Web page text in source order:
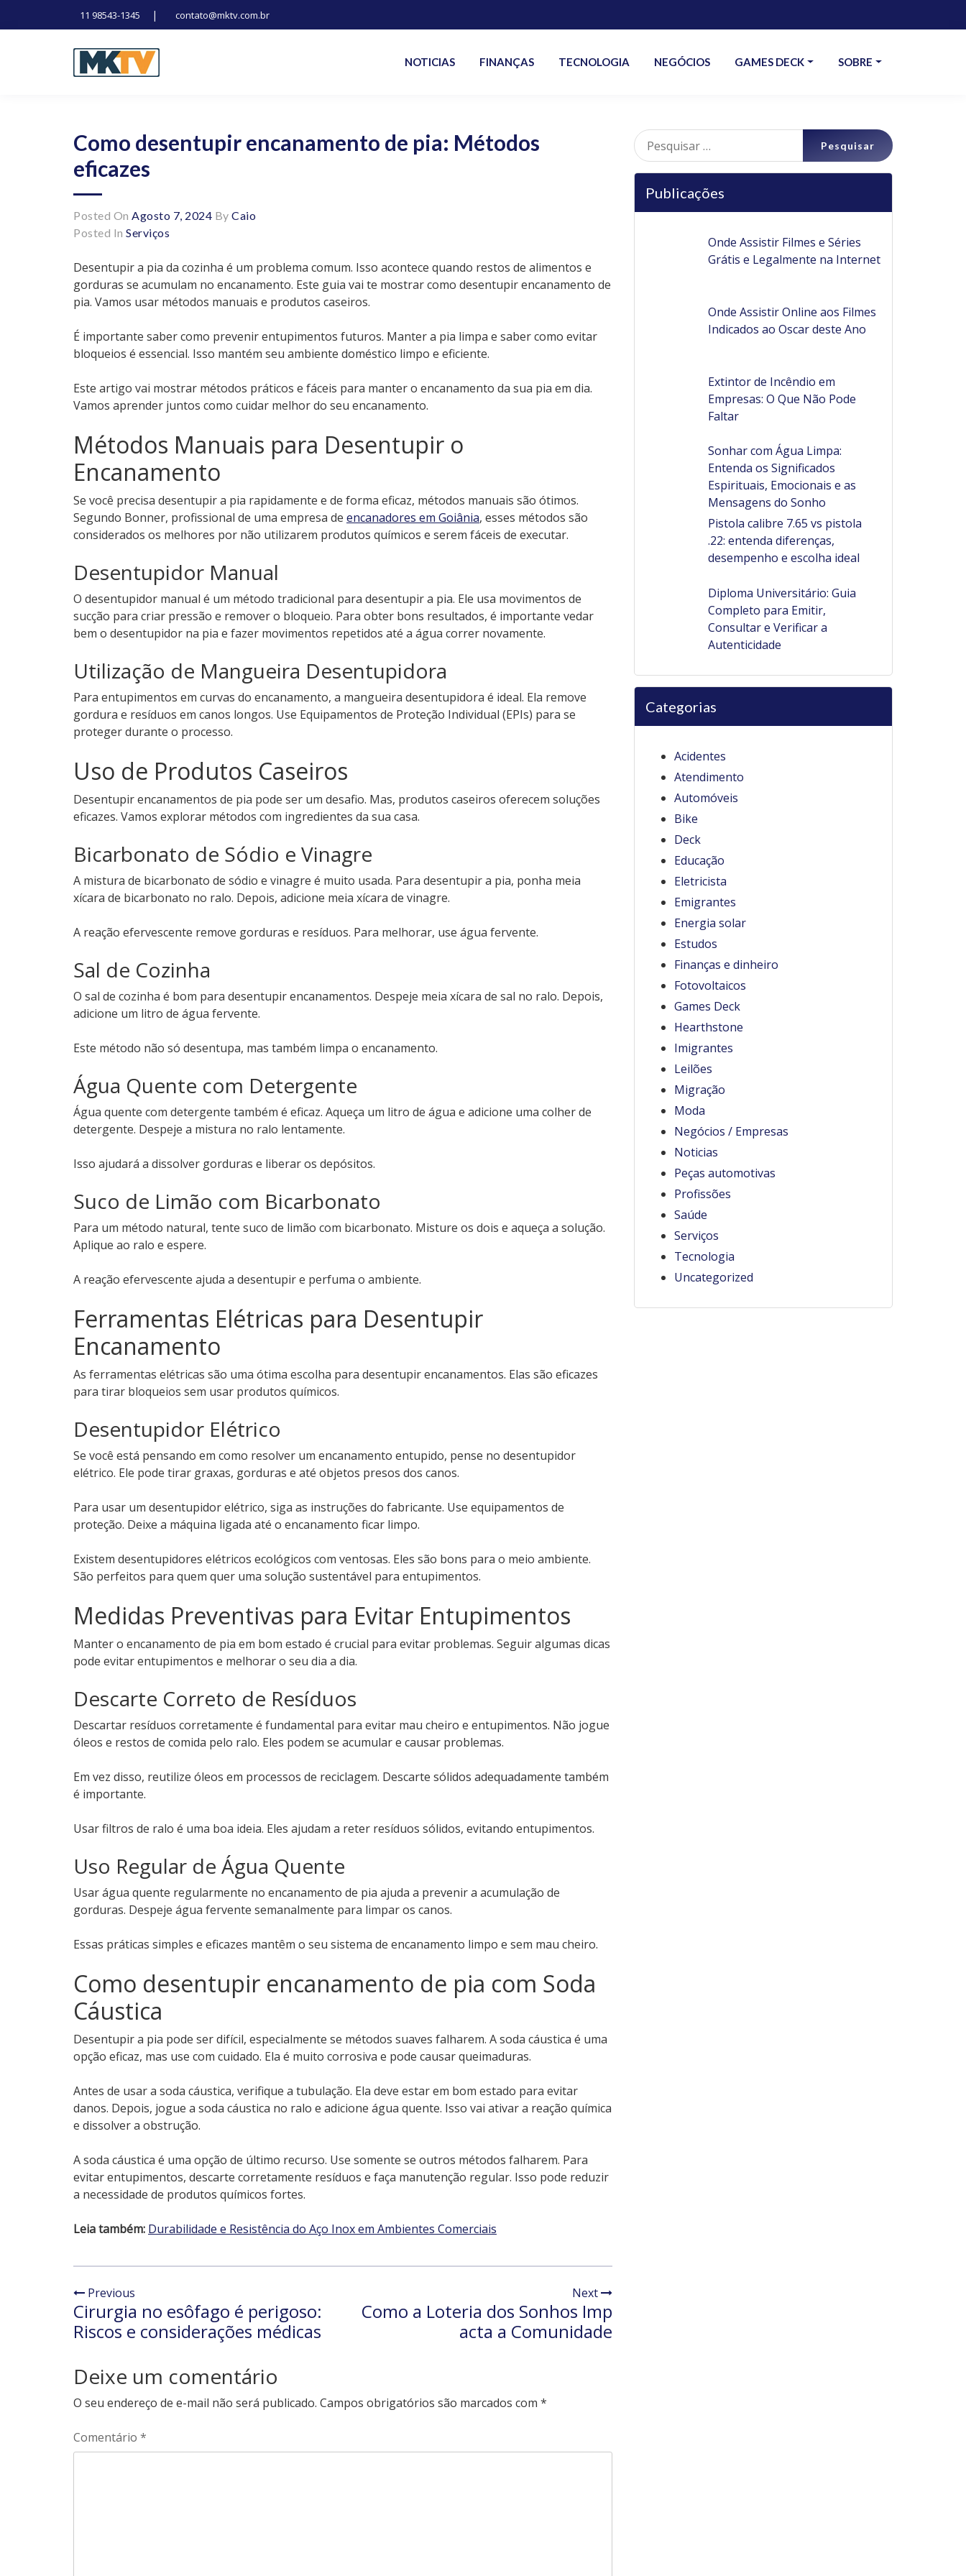
11 98543-1345 | contato@mktv.com.br
NOTICIAS FINANÇAS TECNOLOGIA NEGÓCIOS GAMES DECK SOBRE
Como desentupir encanamento de pia: Métodos
eficazes
Posted On Agosto 7, 2024 By Caio
Posted In Serviços
Desentupir a pia da cozinha é um problema comum. Isso acontece quando restos de alimentos e
gorduras se acumulam no encanamento. Este guia vai te mostrar como desentupir encanamento de
pia. Vamos usar métodos manuais e produtos caseiros.
É importante saber como prevenir entupimentos futuros. Manter a pia limpa e saber como evitar
bloqueios é essencial. Isso mantém seu ambiente doméstico limpo e eficiente.
Este artigo vai mostrar métodos práticos e fáceis para manter o encanamento da sua pia em dia.
Vamos aprender juntos como cuidar melhor do seu encanamento.
Métodos Manuais para Desentupir o
Encanamento
Se você precisa desentupir a pia rapidamente e de forma eficaz, métodos manuais são ótimos.
Segundo Bonner, profissional de uma empresa de encanadores em Goiânia, esses métodos são
considerados os melhores por não utilizarem produtos químicos e serem fáceis de executar.
Desentupidor Manual
O desentupidor manual é um método tradicional para desentupir a pia. Ele usa movimentos de
sucção para criar pressão e remover o bloqueio. Para obter bons resultados, é importante vedar
bem o desentupidor na pia e fazer movimentos repetidos até a água correr novamente.
Utilização de Mangueira Desentupidora
Para entupimentos em curvas do encanamento, a mangueira desentupidora é ideal. Ela remove
gordura e resíduos em canos longos. Use Equipamentos de Proteção Individual (EPIs) para se
proteger durante o processo.
Uso de Produtos Caseiros
Desentupir encanamentos de pia pode ser um desafio. Mas, produtos caseiros oferecem soluções
eficazes. Vamos explorar métodos com ingredientes da sua casa.
Bicarbonato de Sódio e Vinagre
A mistura de bicarbonato de sódio e vinagre é muito usada. Para desentupir a pia, ponha meia
xícara de bicarbonato no ralo. Depois, adicione meia xícara de vinagre.
A reação efervescente remove gorduras e resíduos. Para melhorar, use água fervente.
Sal de Cozinha
O sal de cozinha é bom para desentupir encanamentos. Despeje meia xícara de sal no ralo. Depois,
adicione um litro de água fervente.
Este método não só desentupa, mas também limpa o encanamento.
Água Quente com Detergente
Água quente com detergente também é eficaz. Aqueça um litro de água e adicione uma colher de
detergente. Despeje a mistura no ralo lentamente.
Isso ajudará a dissolver gorduras e liberar os depósitos.
Suco de Limão com Bicarbonato
Para um método natural, tente suco de limão com bicarbonato. Misture os dois e aqueça a solução.
Aplique ao ralo e espere.
A reação efervescente ajuda a desentupir e perfuma o ambiente.
Ferramentas Elétricas para Desentupir
Encanamento
As ferramentas elétricas são uma ótima escolha para desentupir encanamentos. Elas são eficazes
para tirar bloqueios sem usar produtos químicos.
Desentupidor Elétrico
Se você está pensando em como resolver um encanamento entupido, pense no desentupidor
elétrico. Ele pode tirar graxas, gorduras e até objetos presos dos canos.
Para usar um desentupidor elétrico, siga as instruções do fabricante. Use equipamentos de
proteção. Deixe a máquina ligada até o encanamento ficar limpo.
Existem desentupidores elétricos ecológicos com ventosas. Eles são bons para o meio ambiente.
São perfeitos para quem quer uma solução sustentável para entupimentos.
Medidas Preventivas para Evitar Entupimentos
Manter o encanamento de pia em bom estado é crucial para evitar problemas. Seguir algumas dicas
pode evitar entupimentos e melhorar o seu dia a dia.
Descarte Correto de Resíduos
Descartar resíduos corretamente é fundamental para evitar mau cheiro e entupimentos. Não jogue
óleos e restos de comida pelo ralo. Eles podem se acumular e causar problemas.
Em vez disso, reutilize óleos em processos de reciclagem. Descarte sólidos adequadamente também
é importante.
Usar filtros de ralo é uma boa ideia. Eles ajudam a reter resíduos sólidos, evitando entupimentos.
Uso Regular de Água Quente
Usar água quente regularmente no encanamento de pia ajuda a prevenir a acumulação de
gorduras. Despeje água fervente semanalmente para limpar os canos.
Essas práticas simples e eficazes mantêm o seu sistema de encanamento limpo e sem mau cheiro.
Como desentupir encanamento de pia com Soda
Cáustica
Desentupir a pia pode ser difícil, especialmente se métodos suaves falharem. A soda cáustica é uma
opção eficaz, mas use com cuidado. Ela é muito corrosiva e pode causar queimaduras.
Antes de usar a soda cáustica, verifique a tubulação. Ela deve estar em bom estado para evitar
danos. Depois, jogue a soda cáustica no ralo e adicione água quente. Isso vai ativar a reação química
e dissolver a obstrução.
A soda cáustica é uma opção de último recurso. Use somente se outros métodos falharem. Para
evitar entupimentos, descarte corretamente resíduos e faça manutenção regular. Isso pode reduzir
a necessidade de produtos químicos fortes.
Leia também: Durabilidade e Resistência do Aço Inox em Ambientes Comerciais
Previous
Cirurgia no esôfago é perigoso:
Riscos e considerações médicas
Next
Como a Loteria dos Sonhos Imp
acta a Comunidade
Deixe um comentário
O seu endereço de e-mail não será publicado. Campos obrigatórios são marcados com *
Comentário *
Pesquisar
por:
Publicações
Onde Assistir Filmes e Séries
Grátis e Legalmente na Internet
Onde Assistir Online aos Filmes
Indicados ao Oscar deste Ano
Extintor de Incêndio em
Empresas: O Que Não Pode
Faltar
Sonhar com Água Limpa:
Entenda os Significados
Espirituais, Emocionais e as
Mensagens do Sonho
Pistola calibre 7.65 vs pistola
.22: entenda diferenças,
desempenho e escolha ideal
Diploma Universitário: Guia
Completo para Emitir,
Consultar e Verificar a
Autenticidade
Categorias
Acidentes
Atendimento
Automóveis
Bike
Deck
Educação
Eletricista
Emigrantes
Energia solar
Estudos
Finanças e dinheiro
Fotovoltaicos
Games Deck
Hearthstone
Imigrantes
Leilões
Migração
Moda
Negócios / Empresas
Noticias
Peças automotivas
Profissões
Saúde
Serviços
Tecnologia
Uncategorized